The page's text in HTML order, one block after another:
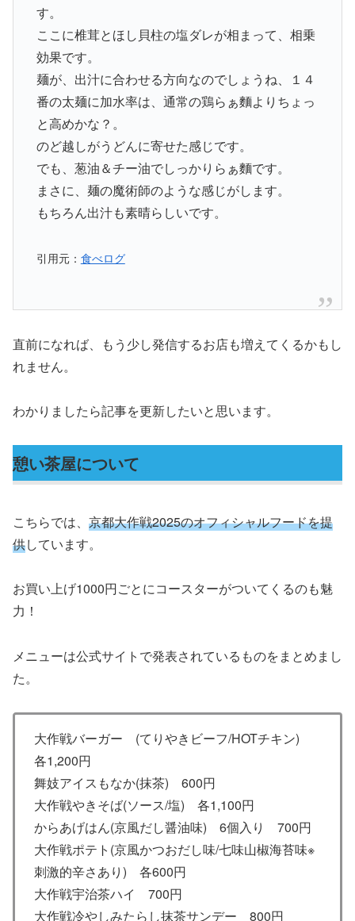
す。
ここに椎茸とほし貝柱の塩ダレが相まって、相乗
効果です。
麺が、出汁に合わせる方向なのでしょうね、１４
番の太麺に加水率は、通常の鶏らぁ麵よりちょっ
と高めかな？。
のど越しがうどんに寄せた感じです。
でも、葱油＆チー油でしっかりらぁ麵です。
まさに、麺の魔術師のような感じがします。
もちろん出汁も素晴らしいです。
引用元： 食べログ
直前になれば、もう少し発信するお店も増えてくるかもし
れません。
わかりましたら記事を更新したいと思います。
憩い茶屋について
こちらでは、 京都大作戦2025のオフィシャルフードを提
供しています。
お買い上げ1000円ごとにコースターがついてくるのも魅
力！
メニューは公式サイトで発表されているものをまとめまし
た。
大作戦バーガー (てりやきビーフ/HOTチキン)
各1,200円
舞妓アイスもなか(抹茶) 600円
大作戦やきそば(ソース/塩) 各1,100円
からあげはん(京風だし醤油味) 6個入り 700円
大作戦ポテト(京風かつおだし味/七味山椒海苔味※
刺激的辛さあり) 各600円
大作戦宇治茶ハイ 700円
大作戦冷やしみたらし抹茶サンデー 800円